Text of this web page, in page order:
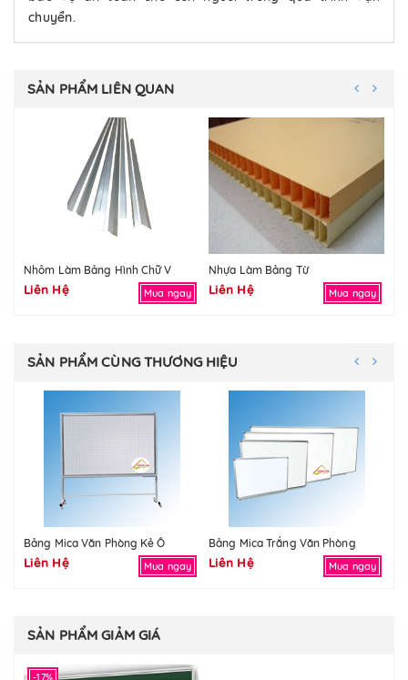
chuyển.
SẢN PHẨM LIÊN QUAN
Nhôm Làm Bảng Hình Chữ V
Liên Hệ Mua ngay
Nhựa Làm Bảng Từ
Liên Hệ Mua ngay
SẢN PHẨM CÙNG THƯƠNG HIỆU
Bảng Mica Văn Phòng Kẻ Ô
Liên Hệ Mua ngay
Bảng Mica Trắng Văn Phòng
Liên Hệ Mua ngay
SẢN PHẨM GIẢM GIÁ